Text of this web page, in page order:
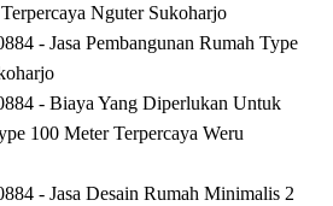
Nguter Sukoharjo
- Jasa Pembangunan Rumah Type
- Biaya Yang Diperlukan Untuk
100 Meter Terpercaya Weru
- Jasa Desain Rumah Minimalis 2